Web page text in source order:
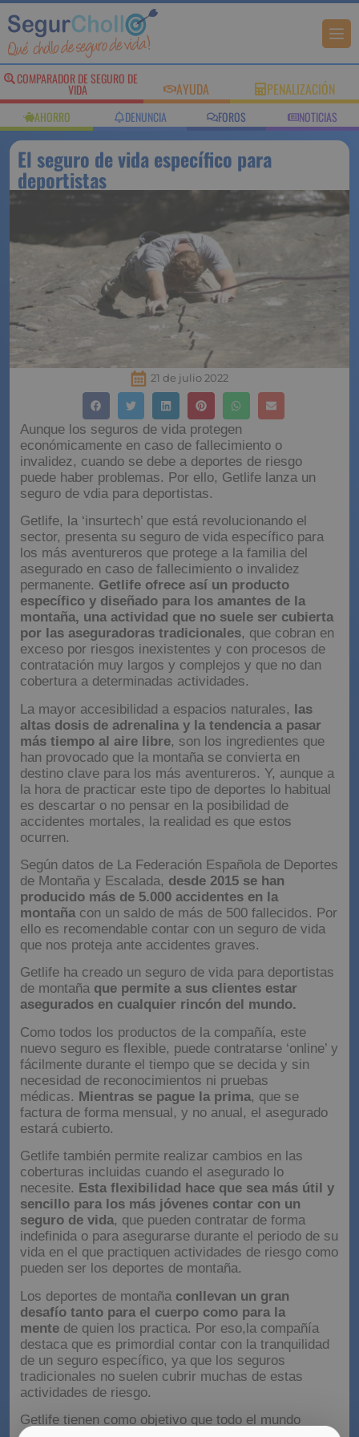
COMPARADOR DE SEGURO DE
VIDA AYUDA PENALIZACIÓN
AHORRO DENUNCIA FOROS NOTICIAS
El seguro de vida específico para
deportistas
21 de julio 2022
Aunque los seguros de vida protegen
económicamente en caso de fallecimiento o
invalidez, cuando se debe a deportes de riesgo
puede haber problemas. Por ello, Getlife lanza un
seguro de vdia para deportistas.
Getlife, la ‘insurtech’ que está revolucionando el
sector, presenta su seguro de vida específico para
los más aventureros que protege a la familia del
asegurado en caso de fallecimiento o invalidez
permanente. Getlife ofrece así un producto
específico y diseñado para los amantes de la
montaña, una actividad que no suele ser cubierta
por las aseguradoras tradicionales, que cobran en
exceso por riesgos inexistentes y con procesos de
contratación muy largos y complejos y que no dan
cobertura a determinadas actividades.
La mayor accesibilidad a espacios naturales, las
altas dosis de adrenalina y la tendencia a pasar
más tiempo al aire libre, son los ingredientes que
han provocado que la montaña se convierta en
destino clave para los más aventureros. Y, aunque a
la hora de practicar este tipo de deportes lo habitual
es descartar o no pensar en la posibilidad de
accidentes mortales, la realidad es que estos
ocurren.
Según datos de La Federación Española de Deportes
de Montaña y Escalada, desde 2015 se han
producido más de 5.000 accidentes en la
montañacon un saldo de más de 500 fallecidos. Por
ello es recomendable contar con un seguro de vida
que nos proteja ante accidentes graves.
Getlife ha creado un seguro de vida para deportistas
de montañaque permite a sus clientes estar
asegurados en cualquier rincón del mundo.
Como todos los productos de la compañía, este
nuevo seguro es flexible, puede contratarse ‘online’ y
fácilmente durante el tiempo que se decida y sin
necesidad de reconocimientos ni pruebas
médicas. Mientras se pague la prima, que se
factura de forma mensual, y no anual, el asegurado
estará cubierto.
Getlife también permite realizar cambios en las
coberturas incluidas cuando el asegurado lo
necesite. Esta flexibilidad hace que sea más útil y
sencillo para los más jóvenes contar con un
seguro de vida, que pueden contratar de forma
indefinida o para asegurarse durante el periodo de su
vida en el que practiquen actividades de riesgo como
pueden ser los deportes de montaña.
Los deportes de montaña conllevan un gran
desafío tanto para el cuerpo como para la
mente de quien los practica. Por eso,la compañía
destaca que es primordial contar con la tranquilidad
de un seguro específico, ya que los seguros
tradicionales no suelen cubrir muchas de estas
actividades de riesgo.
Getlife tienen como objetivo que todo el mundo